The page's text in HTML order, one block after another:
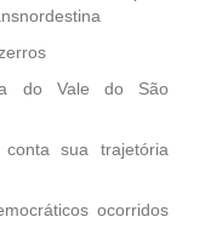
do Vale do São
sua trajetória
ocorridos